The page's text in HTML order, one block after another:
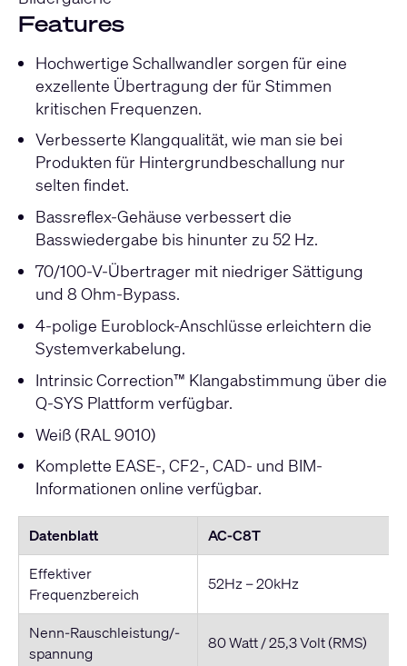
Features
Hochwertige Schallwandler sorgen für eine
exzellente Übertragung der für Stimmen
kritischen Frequenzen.
Verbesserte Klangqualität, wie man sie bei
Produkten für Hintergrundbeschallung nur
selten findet.
Bassreflex-Gehäuse verbessert die
Basswiedergabe bis hinunter zu 52 Hz.
70/100-V-Übertrager mit niedriger Sättigung
und 8 Ohm-Bypass.
4-polige Euroblock-Anschlüsse erleichtern die
Systemverkabelung.
Intrinsic Correction™ Klangabstimmung über die
Q-SYS Plattform verfügbar.
Weiß (RAL 9010)
Komplette EASE-, CF2-, CAD- und BIM-
Informationen online verfügbar.
Datenblatt
AC-C8T
Effektiver
Frequenzbereich
52Hz – 20kHz
Nenn-Rauschleistung/-
spannung
80 Watt / 25,3 Volt (RMS)